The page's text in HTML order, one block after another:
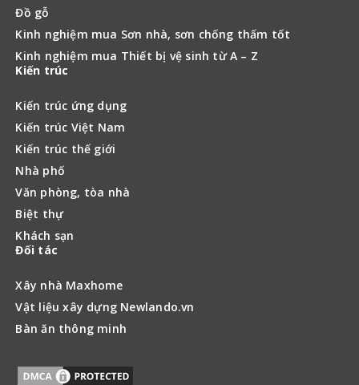
Đồ gỗ
Kinh nghiệm mua Sơn nhà, sơn chống thấm tốt
Kinh nghiệm mua Thiết bị vệ sinh từ A – Z
Kiến trúc
Kiến trúc ứng dụng
Kiến trúc Việt Nam
Kiến trúc thế giới
Nhà phố
Văn phòng, tòa nhà
Biệt thự
Khách sạn
Đối tác
Xây nhà Maxhome
Vật liệu xây dựng Newlando.vn
Bàn ăn thông minh